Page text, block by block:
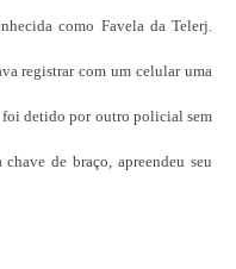
como Favela da Telerj.
registrar com um celular uma
detido por outro policial sem
de braço, apreendeu seu